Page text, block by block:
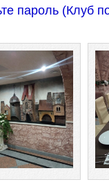
пароль (Клуб